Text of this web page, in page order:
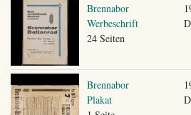
Brennabor
Werbeschrift
24 Seiten
Brennabor
Plakat